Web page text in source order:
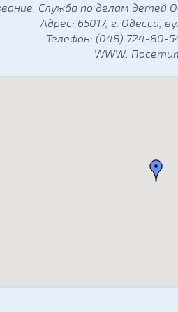
Служба по делам детей
Адрес: 65017, г. Одесса,
Телефон: (048) 724-80-
WWW: